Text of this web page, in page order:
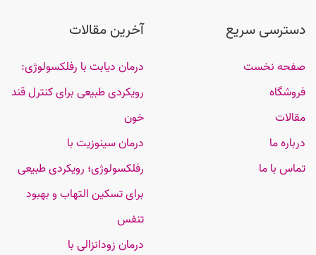
دسترسی سریع
صفحه نخست
فروشگاه
مقالات
درباره ما
تماس با ما
آخرین مقالات
درمان دیابت با رفلکسولوژی:
رویکردی طبیعی برای کنترل قند
خون
درمان سینوزیت با
رفلکسولوژی؛ رویکردی طبیعی
برای تسکین التهاب و بهبود
تنفس
درمان زودانزالی با